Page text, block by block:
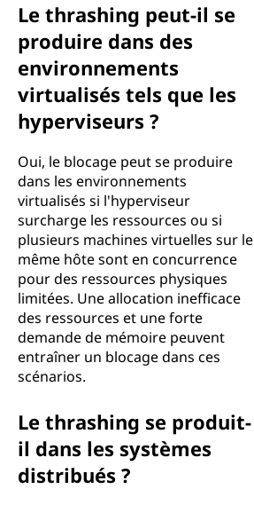
Le thrashing peut-il se
produire dans des
environnements
virtualisés tels que les
hyperviseurs ?
Oui, le blocage peut se produire
dans les environnements
virtualisés si l'hyperviseur
surcharge les ressources ou si
plusieurs machines virtuelles sur le
même hôte sont en concurrence
pour des ressources physiques
limitées. Une allocation inefficace
des ressources et une forte
demande de mémoire peuvent
entraîner un blocage dans ces
scénarios.
Le thrashing se produit-
il dans les systèmes
distribués ?